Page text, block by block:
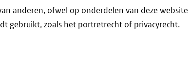
anderen, ofwel op onderdelen van deze
gebruikt, zoals het portretrecht of privacyrecht.